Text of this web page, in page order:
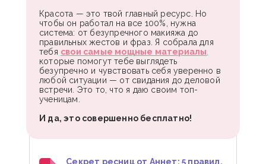
Красота — это твой главный ресурс. Но
чтобы он работал на все 100%, нужна
система: от безупречного макияжа до
правильных жестов и фраз. Я собрала для
тебя свои самые мощные материалы
которые помогут тебе выглядеть
безупречно и чувствовать себя уверенно в
любой ситуации — от свидания до деловой
встречи. Это то, что я даю своим топ-
ученицам.
И да, это совершенно бесплатно!
Секрет ресниц от Аннет: 5 правил,